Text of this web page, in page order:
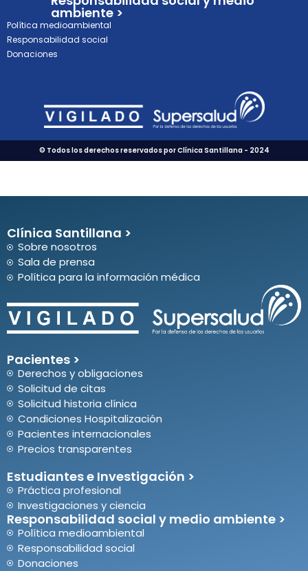
ambiente >
Política medioambiental
Responsabilidad social
Donaciones
© Todos los derechos reservados por Clínica Santillana - 2024
Clínica Santillana >
Sobre nosotros
Sala de prensa
Política para la información médica
Pacientes >
Derechos y obligaciones
Solicitud de citas
Solicitud historia clínica
Condiciones Hospitalización
Pacientes internacionales
Precios transparentes
Estudiantes e Investigación >
Práctica profesional
Investigaciones y ciencia
Responsabilidad social y medio ambiente >
Política medioambiental
Responsabilidad social
Donaciones